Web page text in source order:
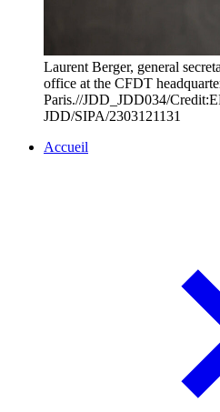
Laurent Berger, general
office at the CFDT
Paris.//JDD_JDD034/
JDD/SIPA/2303121131
Accueil